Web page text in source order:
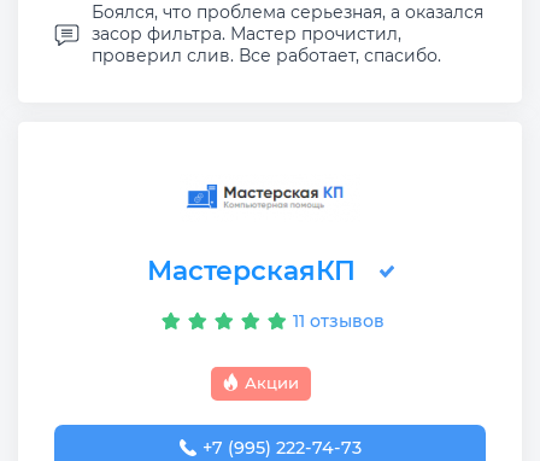
Боялся, что проблема серьезная, а оказался
засор фильтра. Мастер прочистил,
проверил слив. Все работает, спасибо.
МастерскаяКП
11 отзывов
Акции
+7 (995) 222-74-73